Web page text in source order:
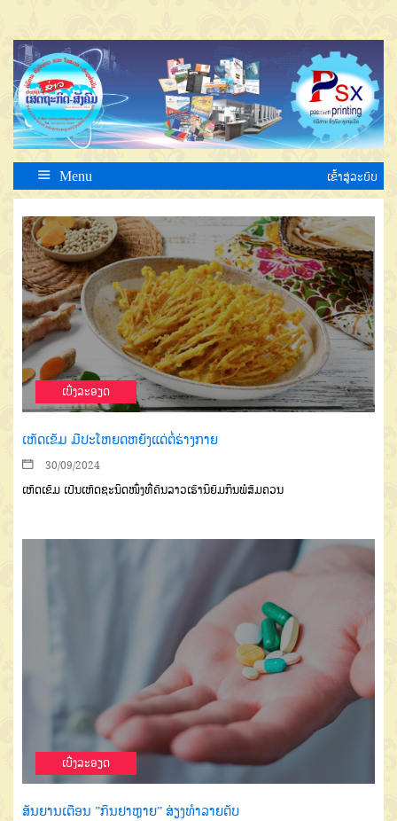
Menu ເຂົ້າສູ່ລະບົບ
ເບີ່ງລະອຽດ
ເຫັດເຂັມ ມີປະໂຫຍດຫຍັງແດ່ຕໍ່ຮ່າງກາຍ
30/09/2024
ເຫັດເຂັມ ເປັນເຫັດຊະນິດໜຶ່ງທີ່ຄົນລາວເຮົານິຍົມກິນພໍສົມຄວນ
ເບີ່ງລະອຽດ
ສັນຍານເຕືອນ ”ກິນຢາຫຼາຍ” ສ່ຽງທຳລາຍຕັບ